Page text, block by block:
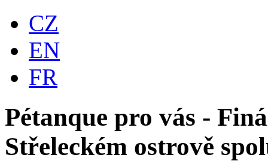
CZ
EN
FR
Pétanque pro vás -
Střeleckém ostrově